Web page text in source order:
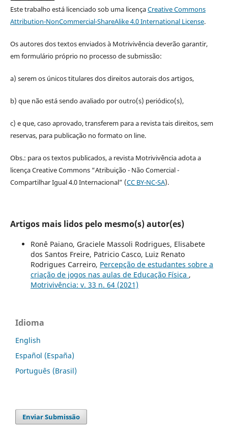
Este trabalho está licenciado sob uma licençaCreative Commons
Attribution-NonCommercial-ShareAlike 4.0 International License.
Os autores dos textos enviados à Motrivivência deverão garantir,
em formulário próprio no processo de submissão:
a) serem os únicos titulares dos direitos autorais dos artigos,
b) que não está sendo avaliado por outro(s) periódico(s),
c) e que, caso aprovado, transferem para a revista tais direitos, sem
reservas, para publicação no formato on line.
Obs.: para os textos publicados, a revista Motrivivência adota a
licença Creative Commons “Atribuição - Não Comercial -
Compartilhar Igual 4.0 Internacional” (CC BY-NC-SA).
Artigos mais lidos pelo mesmo(s) autor(es)
Ronê Paiano, Graciele Massoli Rodrigues, Elisabete
dos Santos Freire, Patricio Casco, Luiz Renato
Rodrigues Carreiro, Percepção de estudantes sobre a
criação de jogos nas aulas de Educação Física ,
Motrivivência: v. 33 n. 64 (2021)
Idioma
English
Español (España)
Português (Brasil)
Enviar Submissão